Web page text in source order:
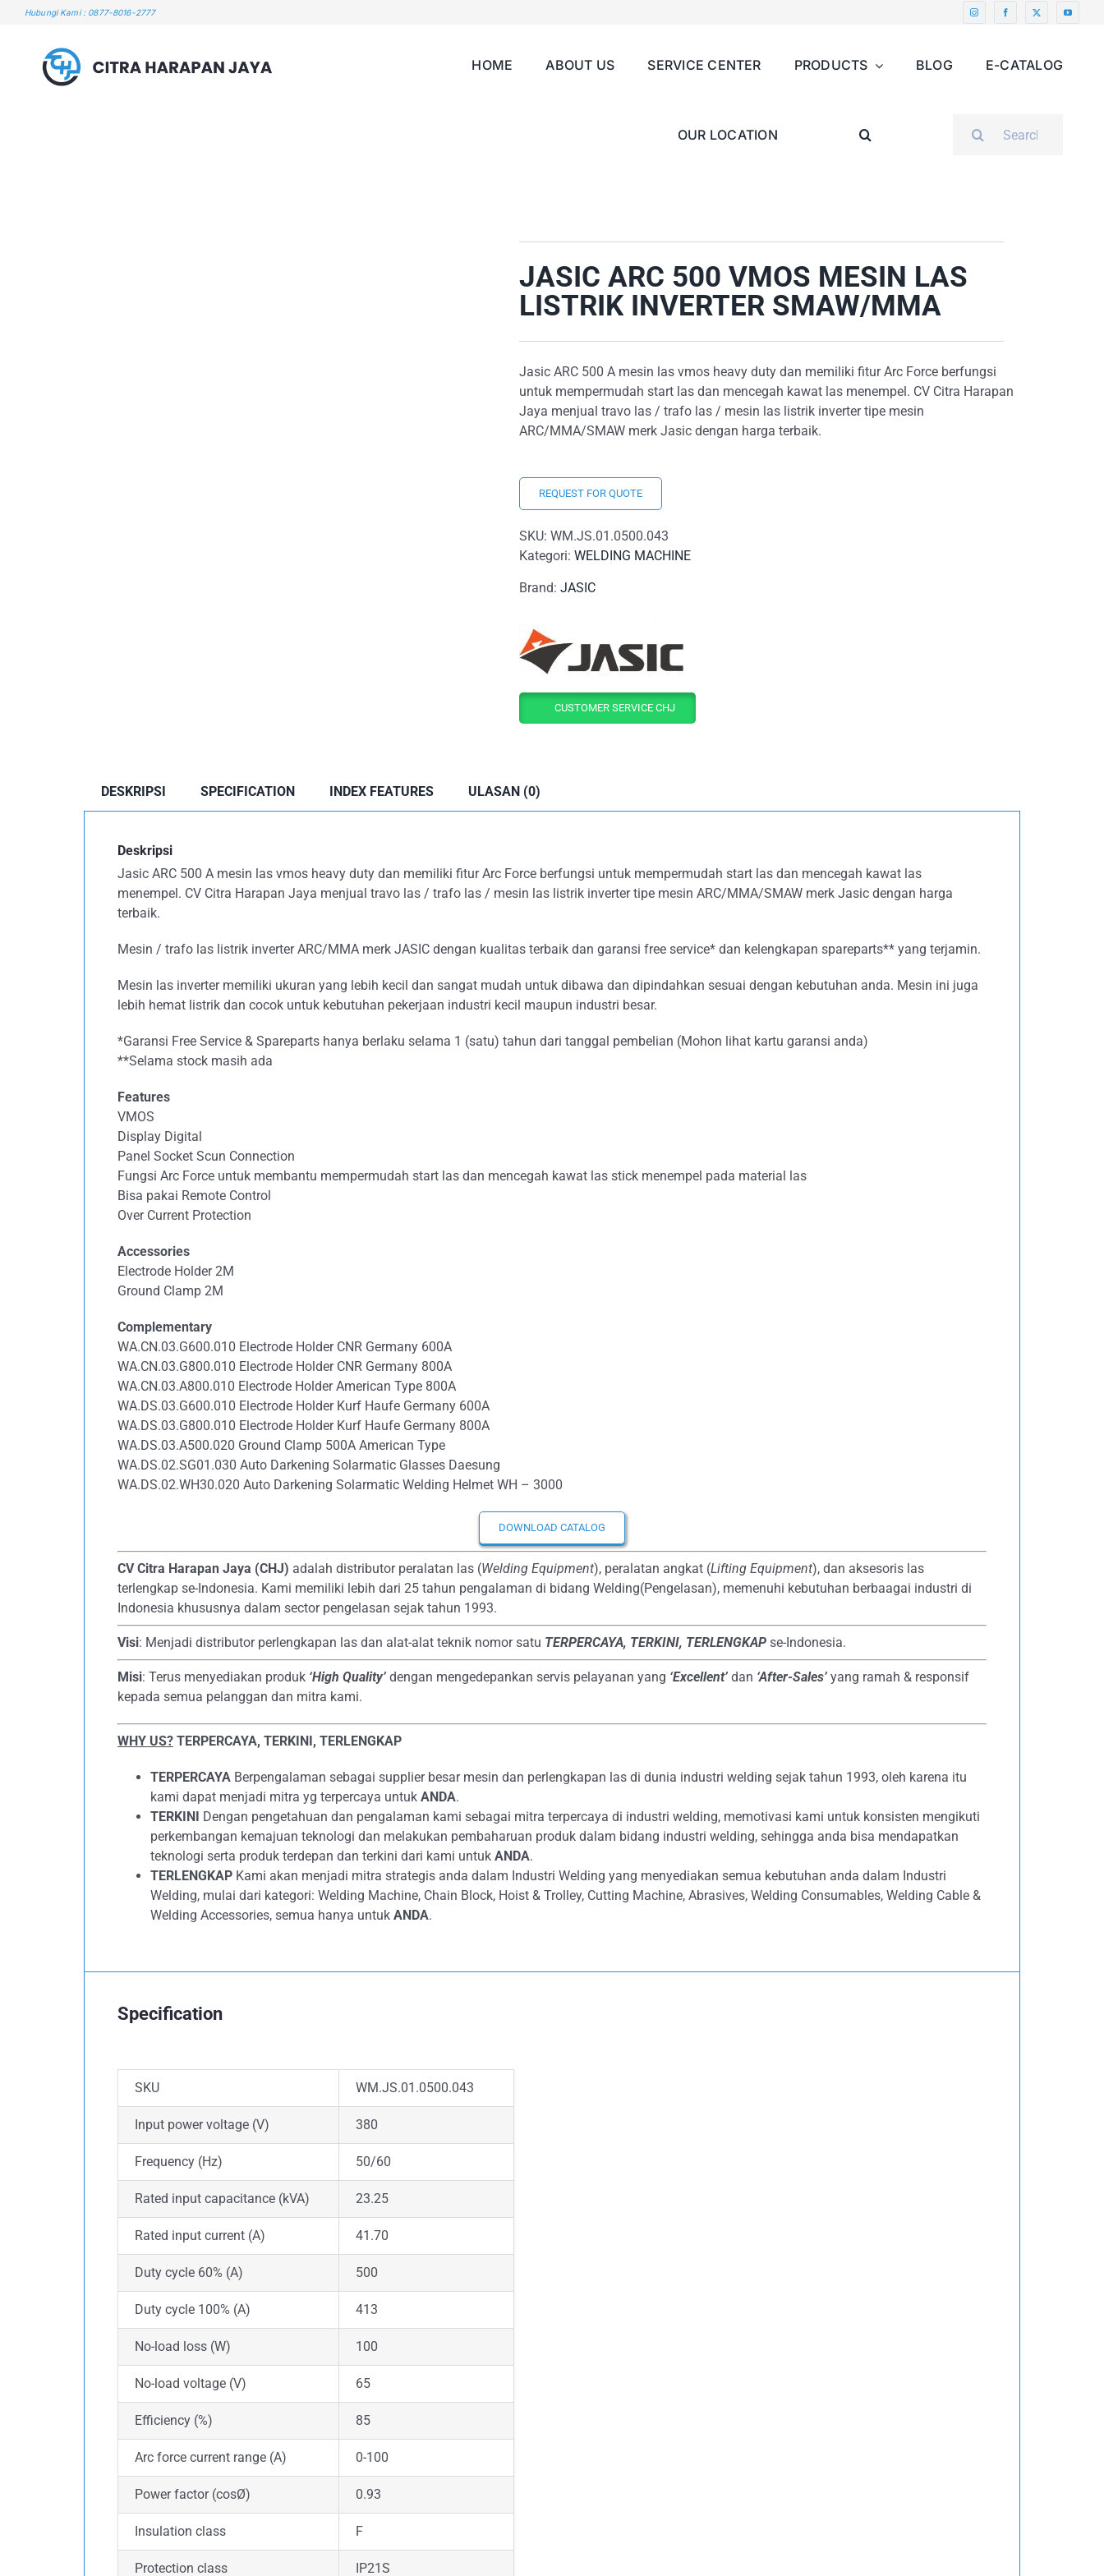
Hubungi Kami : 0877-8016-2777
HOME ABOUT US SERVICE CENTER PRODUCTS BLOG E-CATALOG
OUR LOCATION
FOR:
JASIC ARC 500 VMOS MESIN LAS
LISTRIK INVERTER SMAW/MMA
Jasic ARC 500 A mesin las vmos heavy duty dan memiliki fitur Arc Force berfungsi
untuk mempermudah start las dan mencegah kawat las menempel. CV Citra Harapan
Jaya menjual travo las / trafo las / mesin las listrik inverter tipe mesin
ARC/MMA/SMAW merk Jasic dengan harga terbaik.
REQUEST FOR QUOTE
SKU: WM.JS.01.0500.043
Kategori: WELDING MACHINE
Brand: JASIC
CUSTOMER SERVICE CHJ
DESKRIPSI SPECIFICATION INDEX FEATURES ULASAN (0)
Deskripsi
Jasic ARC 500 A mesin las vmos heavy duty dan memiliki fitur Arc Force berfungsi untuk mempermudah start las dan mencegah kawat las
menempel. CV Citra Harapan Jaya menjual travo las / trafo las / mesin las listrik inverter tipe mesin ARC/MMA/SMAW merk Jasic dengan harga
terbaik.
Mesin / trafo las listrik inverter ARC/MMA merk JASIC dengan kualitas terbaik dan garansi free service* dan kelengkapan spareparts** yang terjamin.
Mesin las inverter memiliki ukuran yang lebih kecil dan sangat mudah untuk dibawa dan dipindahkan sesuai dengan kebutuhan anda. Mesin ini juga
lebih hemat listrik dan cocok untuk kebutuhan pekerjaan industri kecil maupun industri besar.
*Garansi Free Service & Spareparts hanya berlaku selama 1 (satu) tahun dari tanggal pembelian (Mohon lihat kartu garansi anda)
**Selama stock masih ada
Features
VMOS
Display Digital
Panel Socket Scun Connection
Fungsi Arc Force untuk membantu mempermudah start las dan mencegah kawat las stick menempel pada material las
Bisa pakai Remote Control
Over Current Protection
Accessories
Electrode Holder 2M
Ground Clamp 2M
Complementary
WA.CN.03.G600.010 Electrode Holder CNR Germany 600A
WA.CN.03.G800.010 Electrode Holder CNR Germany 800A
WA.CN.03.A800.010 Electrode Holder American Type 800A
WA.DS.03.G600.010 Electrode Holder Kurf Haufe Germany 600A
WA.DS.03.G800.010 Electrode Holder Kurf Haufe Germany 800A
WA.DS.03.A500.020 Ground Clamp 500A American Type
WA.DS.02.SG01.030 Auto Darkening Solarmatic Glasses Daesung
WA.DS.02.WH30.020 Auto Darkening Solarmatic Welding Helmet WH – 3000
DOWNLOAD CATALOG
CV Citra Harapan Jaya (CHJ) adalah distributor peralatan las (Welding Equipment), peralatan angkat (Lifting Equipment), dan aksesoris las
terlengkap se-Indonesia. Kami memiliki lebih dari 25 tahun pengalaman di bidang Welding(Pengelasan), memenuhi kebutuhan berbaagai industri di
Indonesia khususnya dalam sector pengelasan sejak tahun 1993.
Visi: Menjadi distributor perlengkapan las dan alat-alat teknik nomor satu TERPERCAYA, TERKINI, TERLENGKAP se-Indonesia.
Misi: Terus menyediakan produk ‘High Quality’ dengan mengedepankan servis pelayanan yang ‘Excellent’ dan ‘After-Sales’ yang ramah & responsif
kepada semua pelanggan dan mitra kami.
WHY US? TERPERCAYA, TERKINI, TERLENGKAP
TERPERCAYA Berpengalaman sebagai supplier besar mesin dan perlengkapan las di dunia industri welding sejak tahun 1993, oleh karena itu
kami dapat menjadi mitra yg terpercaya untuk ANDA.
TERKINI Dengan pengetahuan dan pengalaman kami sebagai mitra terpercaya di industri welding, memotivasi kami untuk konsisten mengikuti
perkembangan kemajuan teknologi dan melakukan pembaharuan produk dalam bidang industri welding, sehingga anda bisa mendapatkan
teknologi serta produk terdepan dan terkini dari kami untuk ANDA.
TERLENGKAP Kami akan menjadi mitra strategis anda dalam Industri Welding yang menyediakan semua kebutuhan anda dalam Industri
Welding, mulai dari kategori: Welding Machine, Chain Block, Hoist & Trolley, Cutting Machine, Abrasives, Welding Consumables, Welding Cable &
Welding Accessories, semua hanya untuk ANDA.
Specification
SKU WM.JS.01.0500.043
Input power voltage (V) 380
Frequency (Hz) 50/60
Rated input capacitance (kVA) 23.25
Rated input current (A) 41.70
Duty cycle 60% (A) 500
Duty cycle 100% (A) 413
No-load loss (W) 100
No-load voltage (V) 65
Efficiency (%) 85
Arc force current range (A) 0-100
Power factor (cosØ) 0.93
Insulation class F
Protection class IP21S